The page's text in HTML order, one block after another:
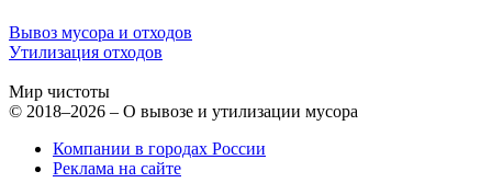
Вывоз мусора и отходов
Утилизация отходов
Мир чистоты
© 2018–2026 – О вывозе и утилизации мусора
Компании в городах России
Реклама на сайте